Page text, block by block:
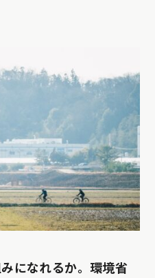
になれるか。環境省